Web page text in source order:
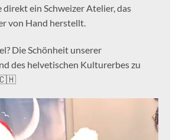
ein Schweizer Atelier, das
von Hand herstellt.
Die Schönheit unserer
des helvetischen Kulturerbes zu